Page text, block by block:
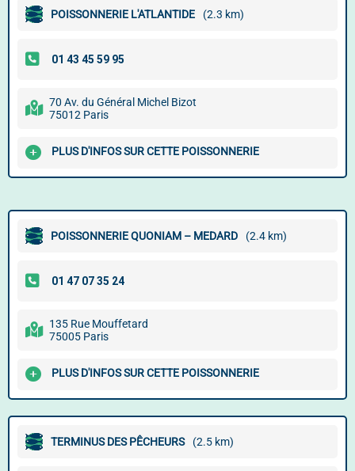
POISSONNERIE L'ATLANTIDE (2.3 km)
70 Av. du Général Michel Bizot
75012 Paris
PLUS D'INFOS SUR CETTE POISSONNERIE
POISSONNERIE QUONIAM – MEDARD (2.4 km)
135 Rue Mouffetard
75005 Paris
PLUS D'INFOS SUR CETTE POISSONNERIE
TERMINUS DES PÊCHEURS (2.5 km)